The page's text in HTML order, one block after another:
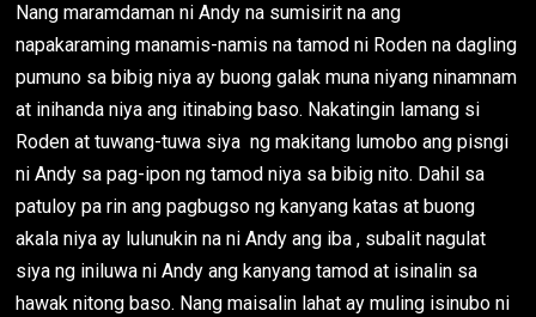
Nang maramdaman ni Andy na sumisirit na ang
napakaraming manamis-namis na tamod ni Roden na dagling
pumuno sa bibig niya ay buong galak muna niyang ninamnam
at inihanda niya ang itinabing baso. Nakatingin lamang si
Roden at tuwang-tuwa siya ng makitang lumobo ang pisngi
ni Andy sa pag-ipon ng tamod niya sa bibig nito. Dahil sa
patuloy pa rin ang pagbugso ng kanyang katas at buong
akala niya ay lulunukin na ni Andy ang iba , subalit nagulat
siya ng iniluwa ni Andy ang kanyang tamod at isinalin sa
hawak nitong baso. Nang maisalin lahat ay muling isinubo ni